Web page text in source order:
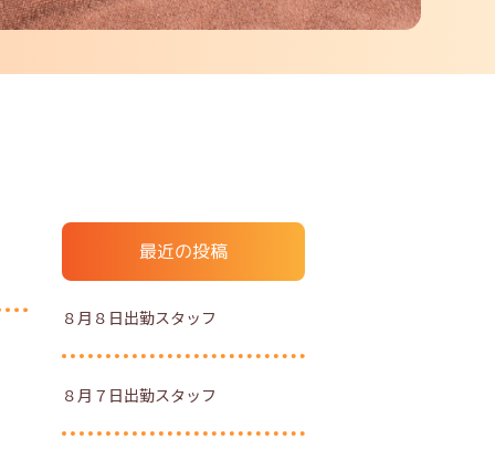
最近の投稿
８月８日出勤スタッフ
８月７日出勤スタッフ